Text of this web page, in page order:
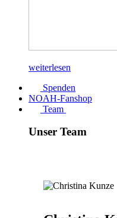
weiterlesen
Spenden
NOAH-Fanshop
Team
Unser Team